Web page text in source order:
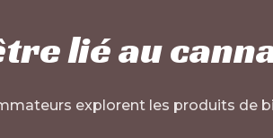
lié au
explorent les produits de